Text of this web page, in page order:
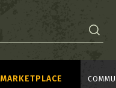
MARKETPLACE